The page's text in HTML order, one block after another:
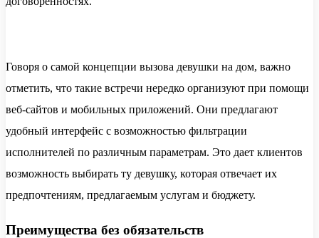
Говоря о самой концепции вызова девушки на дом, важно
отметить, что такие встречи нередко организуют при помощи
веб-сайтов и мобильных приложений. Они предлагают
удобный интерфейс с возможностью фильтрации
исполнителей по различным параметрам. Это дает клиентов
возможность выбирать ту девушку, которая отвечает их
предпочтениям, предлагаемым услугам и бюджету.
Преимущества без обязательств